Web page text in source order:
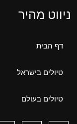
ניווט מהיר
דף הבית
טיולים בישראל
טיולים בעולם